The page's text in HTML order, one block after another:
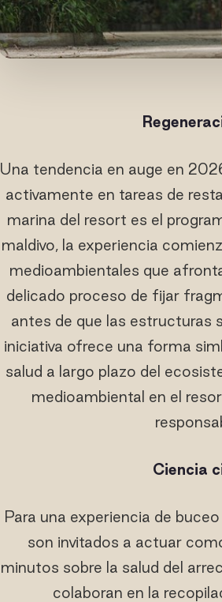
Una tendencia en auge en
activamente en tareas de
marina del resort es el
maldivo, la experiencia
medioambientales que
delicado proceso de fijar
antes de que las estructuras
iniciativa ofrece una forma
salud a largo plazo del
medioambiental en el
Ciencia
Para una experiencia de
son invitados a actuar
minutos sobre la salud del
colaboran en la